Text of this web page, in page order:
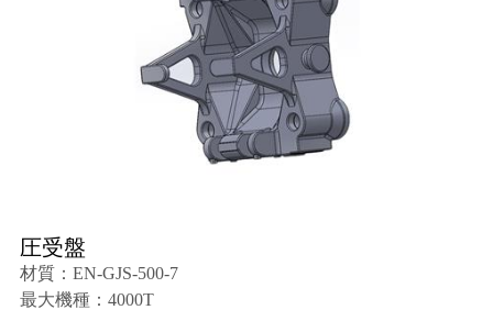
圧受盤
材質：EN-GJS-500-7
最大機種：4000T